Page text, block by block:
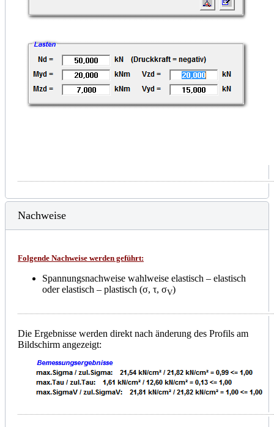
Nachweise
Folgende Nachweise werden geführt:
Spannungsnachweise wahlweise elastisch – elastisch
oder elastisch – plastisch (σ, τ, σV)
Die Ergebnisse werden direkt nach änderung des Profils am
Bildschirm angezeigt: